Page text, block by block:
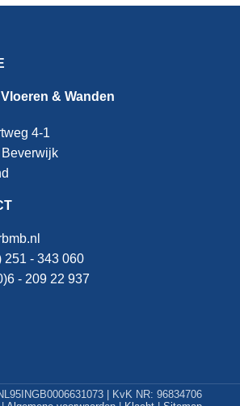
& Wanden
4-1
251 - 343 060
- 209 22 937
| KvK NR: 96834706